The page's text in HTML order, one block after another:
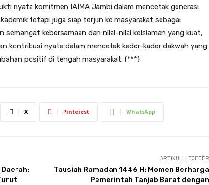
nyata komitmen IAIMA Jambi dalam mencetak generasi
tetapi juga siap terjun ke masyarakat sebagai
semangat kebersamaan dan nilai-nilai keislaman yang kuat,
kontribusi nyata dalam mencetak kader-kader dakwah yang
positif di tengah masyarakat. (***)
X Pinterest WhatsApp
ARTIKULLI TJETËR
Tausiah Ramadan 1446 H: Momen Berharga
Pemerintah Tanjab Barat dengan